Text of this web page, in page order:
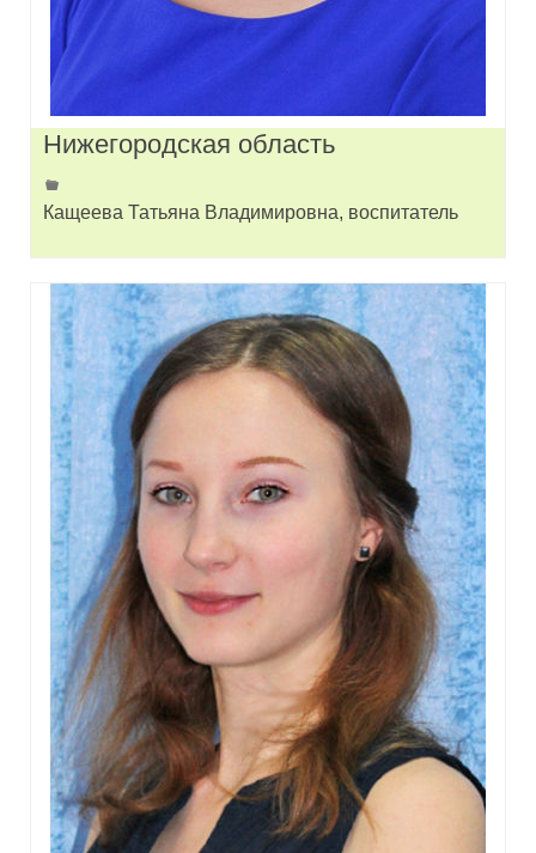
Нижегородская область
Кащеева Татьяна Владимировна, воспитатель